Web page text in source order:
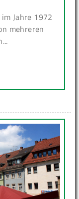
Jahre 1972
mehreren